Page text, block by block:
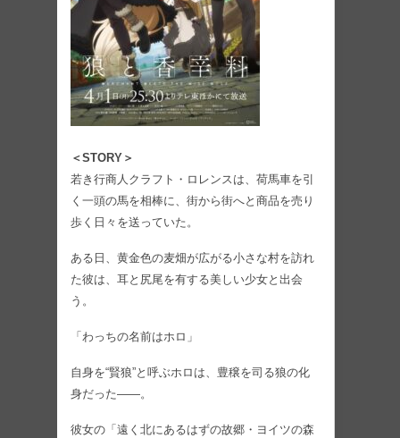
＜STORY＞
若き行商人クラフト・ロレンスは、荷馬車を引
く一頭の馬を相棒に、街から街へと商品を売り
歩く日々を送っていた。
ある日、黄金色の麦畑が広がる小さな村を訪れ
た彼は、耳と尻尾を有する美しい少女と出会
う。
「わっちの名前はホロ」
自身を“賢狼”と呼ぶホロは、豊穣を司る狼の化
身だった――。
彼女の「遠く北にあるはずの故郷・ヨイツの森